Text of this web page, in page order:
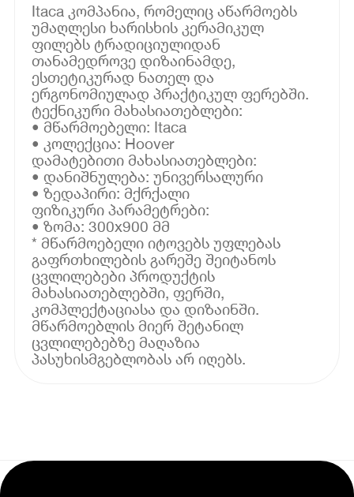
Itaca კომპანია, რომელიც აწარმოებს
უმაღლესი ხარისხის კერამიკულ
ფილებს ტრადიციულიდან
თანამედროვე დიზაინამდე,
ესთეტიკურად ნათელ და
ერგონომიულად პრაქტიკულ ფერებში.
ტექნიკური მახასიათებლები:
• მწარმოებელი: Itaca
• კოლექცია: Hoover
დამატებითი მახასიათებლები:
• დანიშნულება: უნივერსალური
• ზედაპირი: მქრქალი
ფიზიკური პარამეტრები:
• ზომა: 300x900 მმ
* მწარმოებელი იტოვებს უფლებას
გაფრთხილების გარეშე შეიტანოს
ცვლილებები პროდუქტის
მახასიათებლებში, ფერში,
კომპლექტაციასა და დიზაინში.
მწარმოებლის მიერ შეტანილ
ცვლილებებზე მაღაზია
პასუხისმგებლობას არ იღებს.